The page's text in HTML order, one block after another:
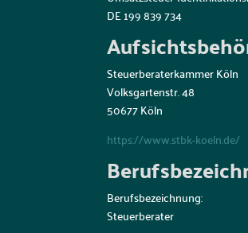
DE 199 839 734
Steuerberaterkammer Köln
Volksgartenstr. 48
50677 Köln
https://www.stbk-koeln.de/
Berufsbezeichnung:
Steuerberater